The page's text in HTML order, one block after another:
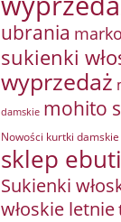
ubrania
sukienki
wyprzedaż
damskie mohito
Nowości kurtki damskie
sklep
Sukienki
włoskie letnie